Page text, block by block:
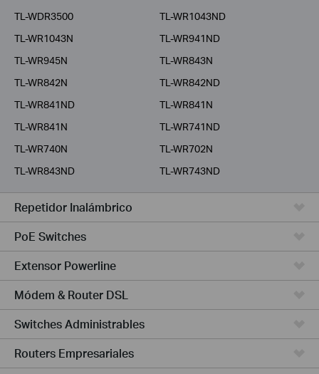
TL-WDR3500
TL-WR1043ND
TL-WR1043N
TL-WR941ND
TL-WR945N
TL-WR843N
TL-WR842N
TL-WR842ND
TL-WR841ND
TL-WR841N
TL-WR841N
TL-WR741ND
TL-WR740N
TL-WR702N
TL-WR843ND
TL-WR743ND
Repetidor Inalámbrico
PoE Switches
Extensor Powerline
Módem & Router DSL
Switches Administrables
Routers Empresariales